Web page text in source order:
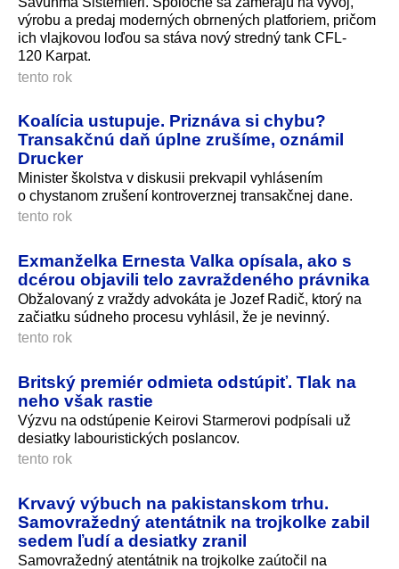
výrobu a predaj moderných obrnených platforiem, pričom
ich vlajkovou loďou sa stáva nový stredný tank CFL-
120 Karpat.
tento rok
Koalícia ustupuje. Priznáva si chybu?
Transakčnú daň úplne zrušíme, oznámil
Drucker
Minister školstva v diskusii prekvapil vyhlásením
o chystanom zrušení kontroverznej transakčnej dane.
tento rok
Exmanželka Ernesta Valka opísala, ako s
dcérou objavili telo zavraždeného právnika
Obžalovaný z vraždy advokáta je Jozef Radič, ktorý na
začiatku súdneho procesu vyhlásil, že je nevinný.
tento rok
Britský premiér odmieta odstúpiť. Tlak na
neho však rastie
Výzvu na odstúpenie Keirovi Starmerovi podpísali už
desiatky labouristických poslancov.
tento rok
Krvavý výbuch na pakistanskom trhu.
Samovražedný atentátnik na trojkolke zabil
sedem ľudí a desiatky zranil
Samovražedný atentátnik na trojkolke zaútočil na